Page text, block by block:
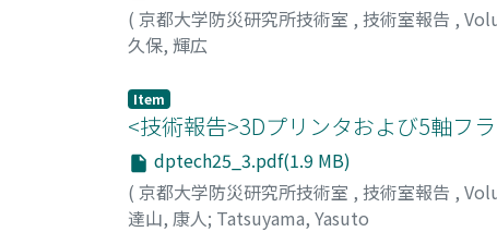
( 京都大学防災研究所技術室 , 技術室報告 ,
久保, 輝広
Item
<技術報告>3Dプリンタおよび5軸フ
dptech25_3.pdf(1.9 MB)
( 京都大学防災研究所技術室 , 技術室報告 ,
達山, 康人; Tatsuyama, Yasuto